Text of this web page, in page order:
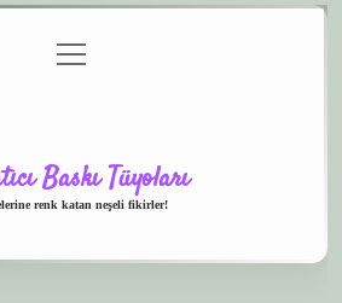
menüyü
aç
Baskı Tüyoları
renk katan neşeli fikirler!